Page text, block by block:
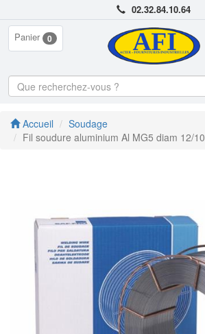
02.32.84.10.64
Panier 0
Accueil
Soudage
Fil soudure aluminium Al MG5 diam 12/10